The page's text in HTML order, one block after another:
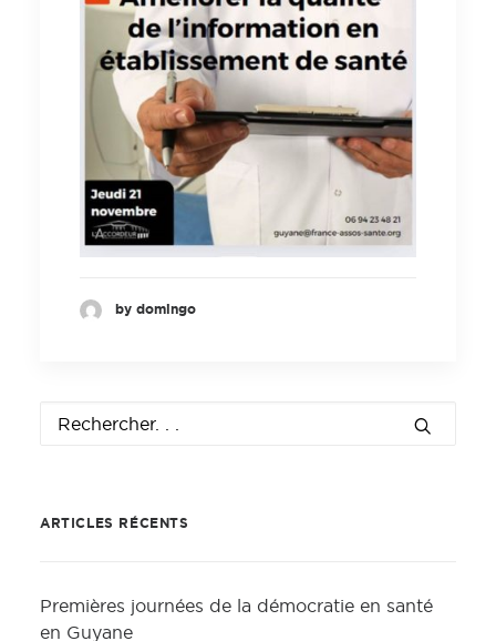
by domingo
ARTICLES RÉCENTS
Premières journées de la démocratie en santé
en Guyane